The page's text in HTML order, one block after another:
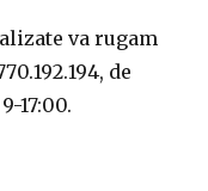
va rugam
de
17:00.